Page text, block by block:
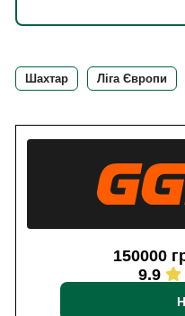
Шахтар Ліга Європи
150000
9.9